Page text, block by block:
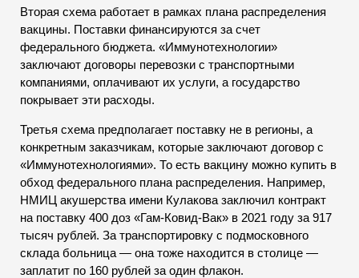
Вторая схема работает в рамках плана распределения
вакцины. Поставки финансируются за счет
федерального бюджета. «Иммунотехнологии»
заключают договоры перевозки с транспортными
компаниями, оплачивают их услуги, а государство
покрывает эти расходы.
Третья схема предполагает поставку не в регионы, а
конкретным заказчикам, которые заключают договор с
«Иммунотехнологиями». То есть вакцину можно купить в
обход федерального плана распределения. Например,
НМИЦ акушерства имени Кулакова заключил контракт
на поставку 400 доз «Гам-Ковид-Вак» в 2021 году за 917
тысяч рублей. За транспортировку с подмосковного
склада больница — она тоже находится в столице —
заплатит по 160 рублей за один флакон.